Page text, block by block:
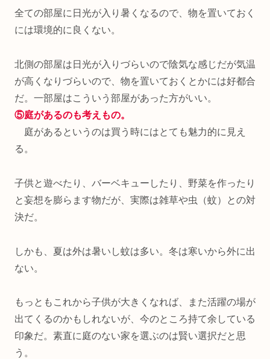
全ての部屋に日光が入り暑くなるので、物を置いておく
には環境的に良くない。
北側の部屋は日光が入りづらいので陰気な感じだが気温
が高くなりづらいので、物を置いておくとかには好都合
だ。一部屋はこういう部屋があった方がいい。
⑤庭があるのも考えもの。
庭があるというのは買う時にはとても魅力的に見え
る。
子供と遊べたり、バーベキューしたり、野菜を作ったり
と妄想を膨らます物だが、実際は雑草や虫（蚊）との対
決だ。
しかも、夏は外は暑いし蚊は多い。冬は寒いから外に出
ない。
もっともこれから子供が大きくなれば、また活躍の場が
出てくるのかもしれないが、今のところ持て余している
印象だ。素直に庭のない家を選ぶのは賢い選択だと思
う。